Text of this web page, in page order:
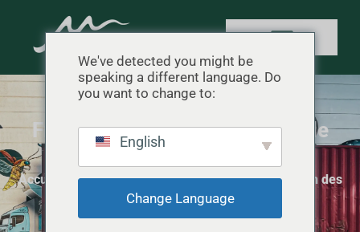
Frais d'expédition des tentes de
glamping : FOB vs DDP
Accueil Expédition et logistique"Frais d'expédition des
tentes de glamping : FOB vs DDP
We've detected you might be
speaking a different language. Do
you want to change to:
English
Change Language